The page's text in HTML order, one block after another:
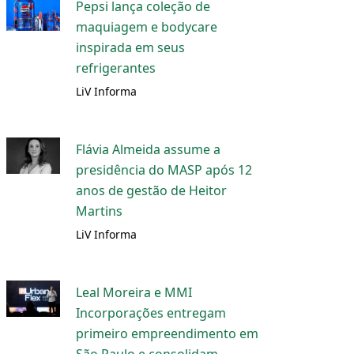
Pepsi lança coleção de
maquiagem e bodycare
inspirada em seus
refrigerantes
LiV Informa
Flávia Almeida assume a
presidência do MASP após 12
anos de gestão de Heitor
Martins
LiV Informa
Leal Moreira e MMI
Incorporações entregam
primeiro empreendimento em